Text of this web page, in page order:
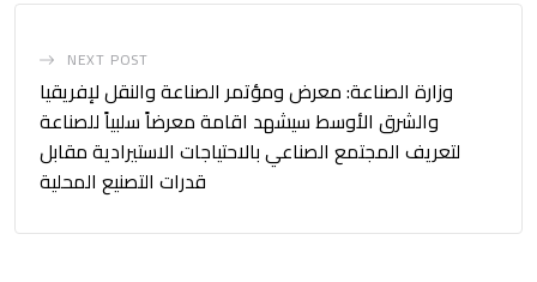
NEXT POST
وزارة الصناعة: معرض ومؤتمر الصناعة والنقل لإفريقيا
والشرق الأوسط سيشهد اقامة معرضاً سلبياً للصناعة
لتعريف المجتمع الصناعي بالاحتياجات الاستيرادية مقابل
قدرات التصنيع المحلية